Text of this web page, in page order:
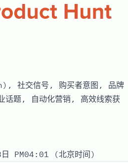
社交信号, 购买者意图, 品牌
话题, 自动化营销, 高效线索获
日 PM04:01 (北京时间)